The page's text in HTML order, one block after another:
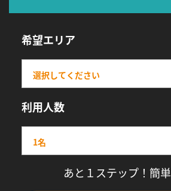
希望エリア
利用人数
あと１ステップ！簡単